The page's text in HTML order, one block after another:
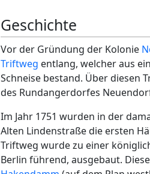
Geschichte
Vor der Gründung der Kolonie
Triftweg entlang, welcher aus
Schneise bestand. Über diesen
des Rundangerdorfes
Im Jahr 1751 wurden in der
Alten Lindenstraße die ersten
Triftweg wurde zu einer
Berlin führend, ausgebaut.